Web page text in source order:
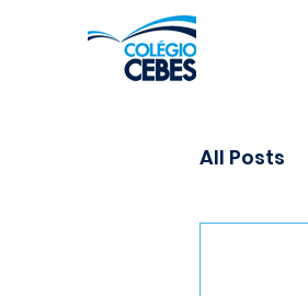
All Posts